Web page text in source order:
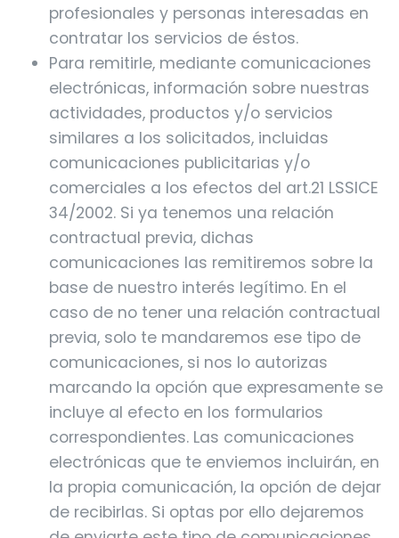
profesionales y personas interesadas en
contratar los servicios de éstos.
Para remitirle, mediante comunicaciones
electrónicas, información sobre nuestras
actividades, productos y/o servicios
similares a los solicitados, incluidas
comunicaciones publicitarias y/o
comerciales a los efectos del art.21 LSSICE
34/2002. Si ya tenemos una relación
contractual previa, dichas
comunicaciones las remitiremos sobre la
base de nuestro interés legítimo. En el
caso de no tener una relación contractual
previa, solo te mandaremos ese tipo de
comunicaciones, si nos lo autorizas
marcando la opción que expresamente se
incluye al efecto en los formularios
correspondientes. Las comunicaciones
electrónicas que te enviemos incluirán, en
la propia comunicación, la opción de dejar
de recibirlas. Si optas por ello dejaremos